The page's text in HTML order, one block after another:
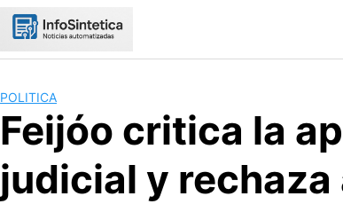
POLITICA
Feijóo critica la
judicial y